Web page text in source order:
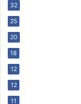
32
25
20
18
12
12
11